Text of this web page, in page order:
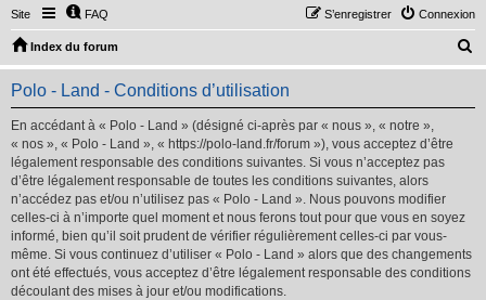
Site FAQ Connexion
S’enregistrer
Index du forum
e
Polo - Land - Conditions d’utilisation
En accédant à « Polo - Land » (désigné ci-après par « nous », « notre »,
« nos », « Polo - Land », « https://polo-land.fr/forum »), vous acceptez d’être
légalement responsable des conditions suivantes. Si vous n’acceptez pas
d’être légalement responsable de toutes les conditions suivantes, alors
n’accédez pas et/ou n’utilisez pas « Polo - Land ». Nous pouvons modifier
celles-ci à n’importe quel moment et nous ferons tout pour que vous en soyez
informé, bien qu’il soit prudent de vérifier régulièrement celles-ci par vous-
même. Si vous continuez d’utiliser « Polo - Land » alors que des changements
ont été effectués, vous acceptez d’être légalement responsable des conditions
découlant des mises à jour et/ou modifications.